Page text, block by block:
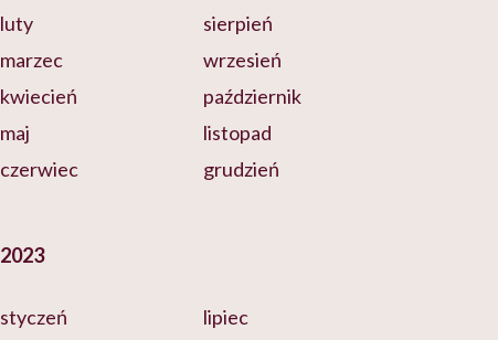
luty
marzec
kwiecień
maj
czerwiec
sierpień
wrzesień
październik
listopad
grudzień
2023
styczeń
lipiec